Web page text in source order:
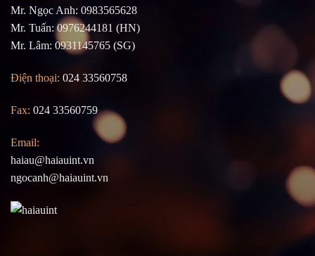
Mr. Ngọc Anh: 0983565628
Mr. Tuấn: 0976244181 (HN)
Mr. Lâm: 0931145765 (SG)
Điện thoại: 024 33560758
Fax: 024 33560759
Email:
haiau@haiauint.vn
ngocanh@haiauint.vn